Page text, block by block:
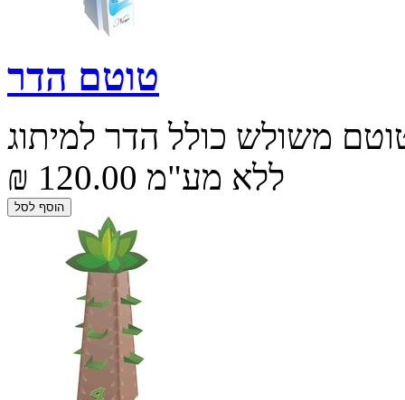
טוטם הדר
משולש כולל הדר למיתוג
₪ 120.00 ללא מע"מ